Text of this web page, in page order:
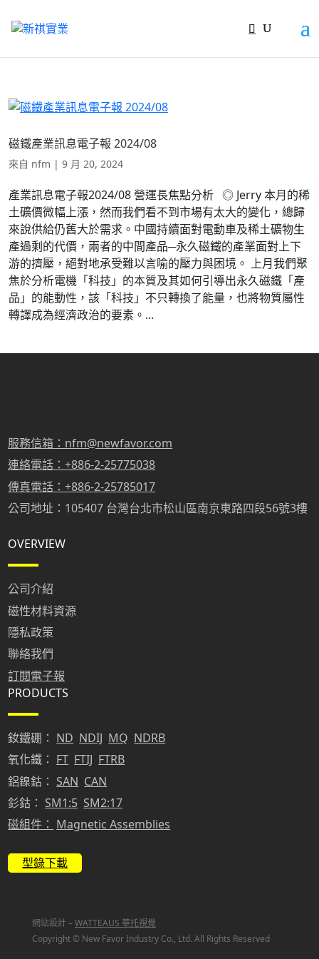
磁鐵產業訊息電子報 2024/08
來自 nfm | 9 月 20, 2024
產業訊息電子報2024/08 營運長焦點分析 ◎ Jerry 本月的稀
土礦價微幅上漲，然而我們看不到市場有太大的變化，總歸
來說供給仍舊大於需求。中國持續面對電動車及稀土礦物生
產過剩的代價，兩者的中間產品─永久磁鐵的產業面對上下
游的擠壓，絕對地承受難以言喻的壓力與困境。 上月我們聚
焦於分析電機「科技」的本質及其如何引導出永久磁鐵「產
品」的能動性，該「科技」不只轉換了能量，也將物質屬性
轉譯成為經濟政治的要素。...
服務信箱：nfm@newfavor.com
連絡電話：+886-2-25775038
傳真電話：+886-2-25785017
公司地址：105407 台灣台北市松山區南京東路四段56號3樓
OVERVIEW
公司介紹
磁性材料資源
隱私政策
聯絡我們
訂閱電子報
PRODUCTS
釹鐵硼： ND NDIJ MQ NDRB
氧化鐵： FT FTIJ FTRB
鋁鎳鈷： SAN CAN
釤鈷： SM1:5 SM2:17
磁組件： Magnetic Assemblies
型錄下載
網站設計 –WATTEAUS 華托視覺
Copyright © New Favor Industry Co., Ltd. All Rights Reserved